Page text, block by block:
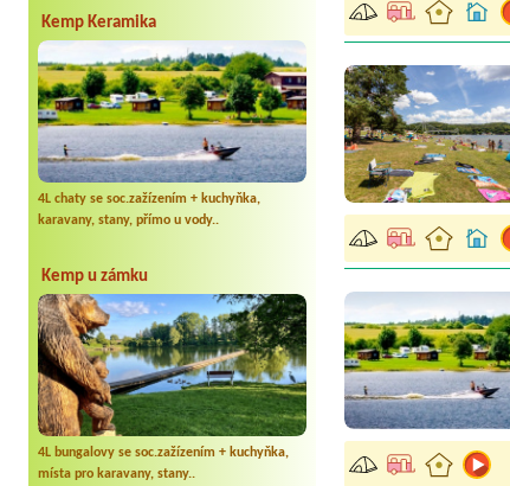
Kemp Keramika
4L chaty se soc.zažízením + kuchyňka,
karavany, stany, přímo u vody..
Kemp u zámku
4L bungalovy se soc.zažízením + kuchyňka,
místa pro karavany, stany..